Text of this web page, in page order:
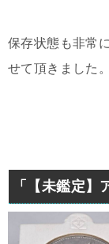
保存状態も非常
せて頂きました。
「【未鑑定】